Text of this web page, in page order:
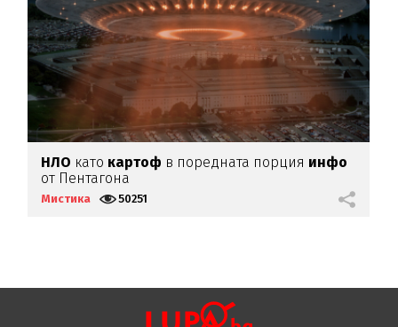
НЛО като картоф в поредната порция инфо
от Пентагона
Мистика 50251